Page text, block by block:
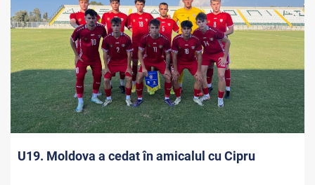
U19. Moldova a cedat în amicalul cu Cipru